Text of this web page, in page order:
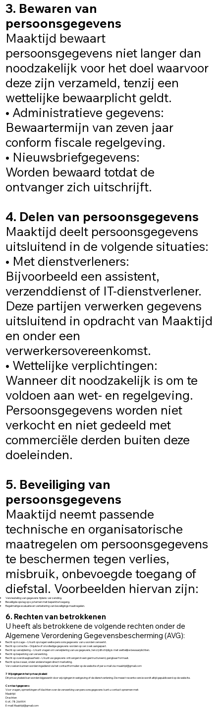
3. Bewaren van
persoonsgegevens
Maaktijd bewaart
persoonsgegevens niet langer dan
noodzakelijk voor het doel waarvoor
deze zijn verzameld, tenzij een
wettelijke bewaarplicht geldt.
• Administratieve gegevens:
Bewaartermijn van zeven jaar
conform fiscale regelgeving.
• Nieuwsbriefgegevens:
Worden bewaard totdat de
ontvanger zich uitschrijft.
4. Delen van persoonsgegevens
Maaktijd deelt persoonsgegevens
uitsluitend in de volgende situaties:
• Met dienstverleners:
Bijvoorbeeld een assistent,
verzenddienst of IT-dienstverlener.
Deze partijen verwerken gegevens
uitsluitend in opdracht van Maaktijd
en onder een
verwerkersovereenkomst.
• Wettelijke verplichtingen:
Wanneer dit noodzakelijk is om te
voldoen aan wet- en regelgeving.
Persoonsgegevens worden niet
verkocht en niet gedeeld met
commerciële derden buiten deze
doeleinden.
5. Beveiliging van
persoonsgegevens
Maaktijd neemt passende
technische en organisatorische
maatregelen om persoonsgegevens
te beschermen tegen verlies,
misbruik, onbevoegde toegang of
diefstal. Voorbeelden hiervan zijn:
Versleuteling van gegevens tijdens verzending.
Beveiligde opslag op systemen met beperkte toegang.
Regelmatige evaluatie en verbetering van beveiligingsmaatregelen.
6. Rechten van betrokkenen
U heeft als betrokkene de volgende rechten onder de
Algemene Verordening Gegevensbescherming (AVG):
Recht op inzage – U kunt opvragen welke persoonsgegevens van u worden verwerkt.
Recht op correctie – Onjuiste of onvolledige gegevens worden op verzoek aangepast.
Recht op verwijdering – U kunt vragen om verwijdering van uw gegevens, tenzij dit strijdig is met wettelijke bewaarplichten.
Recht op beperking van verwerking.
Recht op overdraagbaarheid – U kunt uw gegevens ontvangen in een gestructureerd, gangbaar formaat.
Recht op bezwaar, onder andere tegen direct marketing.
Verzoeken kunnen worden ingediend via het contactformulier op de website of per e-mail via:maaktijd@gmail.com
7. Wijzigingen in het privacybeleid
Dit privacybeleid kan worden bijgewerkt door wijzigingen in wetgeving of de dienstverlening. De meest recente versie wordt altijd gepubliceerd op de website.
Contactgegevens
Voor vragen, opmerkingen of klachten over de verwerking van persoonsgegevens kunt u contact opnemen met:
Maaktijd
Drachten
KvK: 78266904
E-mail: Maaktijd@gmail.com